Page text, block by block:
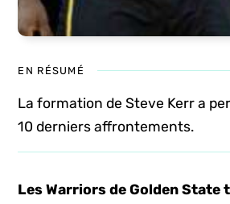
EN RÉSUMÉ
La formation de Steve Kerr a
10 derniers affrontements.
Les Warriors de Golden State